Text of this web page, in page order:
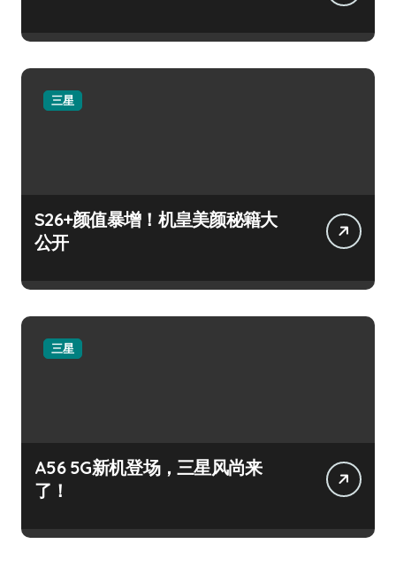
三星
S26+颜值暴增！机皇美颜秘籍大
公开
三星
A56 5G新机登场，三星风尚来
了！